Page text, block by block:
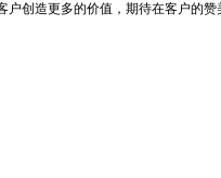
户创造更多的价值，期待在客户的